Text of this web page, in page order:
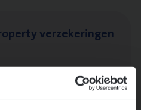
verzekeringen